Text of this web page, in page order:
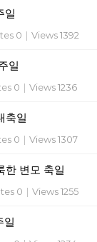
일
0 | Views 1392
일
0 | Views 1236
축일
0 | Views 1307
변모 축일
0 | Views 1255
일